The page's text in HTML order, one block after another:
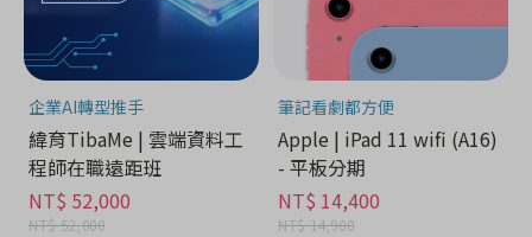
企業AI轉型推手
緯育TibaMe | 雲端資料工
程師在職遠距班
NT$ 52,000
NT$ 52,000
筆記看劇都方便
Apple | iPad 11 wifi (A16)
- 平板分期
NT$ 14,400
NT$ 14,900